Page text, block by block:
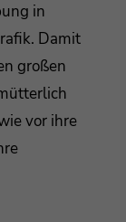
in
Damit
großen
vor ihre